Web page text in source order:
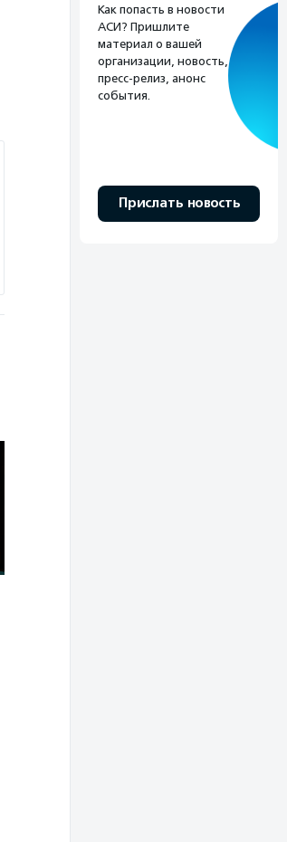
Как попасть в новости
АСИ? Пришлите
материал о вашей
организации, новость,
пресс-релиз, анонс
события.
Прислать новость